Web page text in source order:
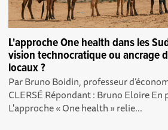
L'approche One health dans les
vision technocratique ou ancrage
locaux ?
Par Bruno Boidin, professeur
CLERSÉ Répondant : Bruno Eloire
L'approche « One health » relie...